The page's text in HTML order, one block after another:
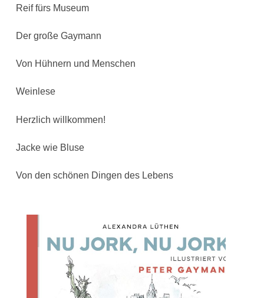
Reif fürs Museum
Der große Gaymann
Von Hühnern und Menschen
Weinlese
Herzlich willkommen!
Jacke wie Bluse
Von den schönen Dingen des Lebens